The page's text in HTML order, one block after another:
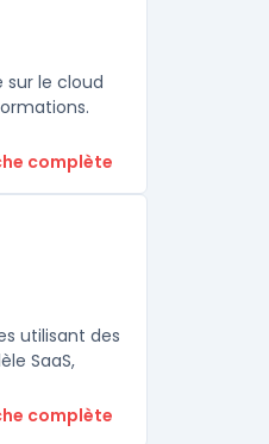
Platform) dans cette
le cloud
complète
utilisant des
SaaS,
complète